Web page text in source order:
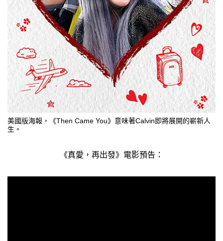
美國版海報，《Then Came You》意味著Calvin即將展開的嶄新人
生。
《真愛，再出發》電影預告：